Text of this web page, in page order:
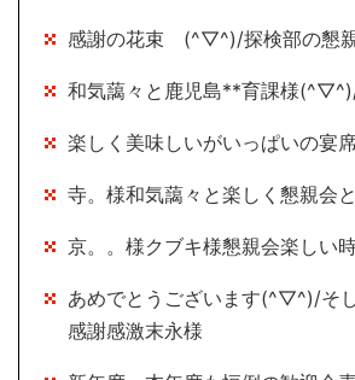
感謝の花束 (^▽^)/探検部の懇
和気藹々と鹿児島**育課様
楽しく美味しいがいっぱいの宴
寺。様和気藹々と楽しく懇親会
京。。様クブキ様懇親会楽しい
あめでとうございます(^▽^)/そし
感謝感激末永様